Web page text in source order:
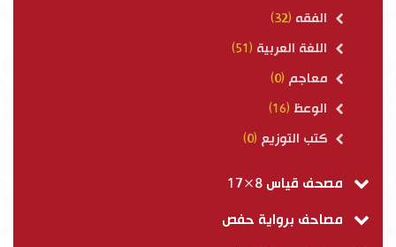
الفقه (32)
اللغة العربية (51)
معاجم (0)
الوعظ (16)
كتب التوزيع (0)
مصحف قياس 8×17
مصاحف برواية حفص